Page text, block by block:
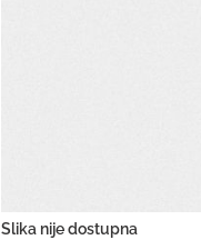
Slika nije dostupna